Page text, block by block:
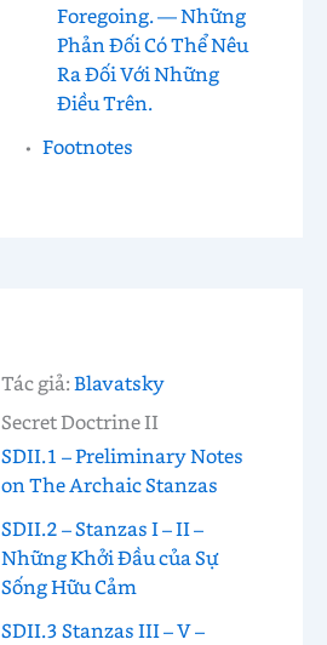
Foregoing. — Những
Phản Đối Có Thể Nêu
Ra Đối Với Những
Điều Trên.
Footnotes
Tác giả:Blavatsky
Secret Doctrine II
SDII.1 – Preliminary Notes
on The Archaic Stanzas
SDII.2 – Stanzas I – II –
Những Khởi Đầu của Sự
Sống Hữu Cảm
SDII.3 Stanzas III – V –